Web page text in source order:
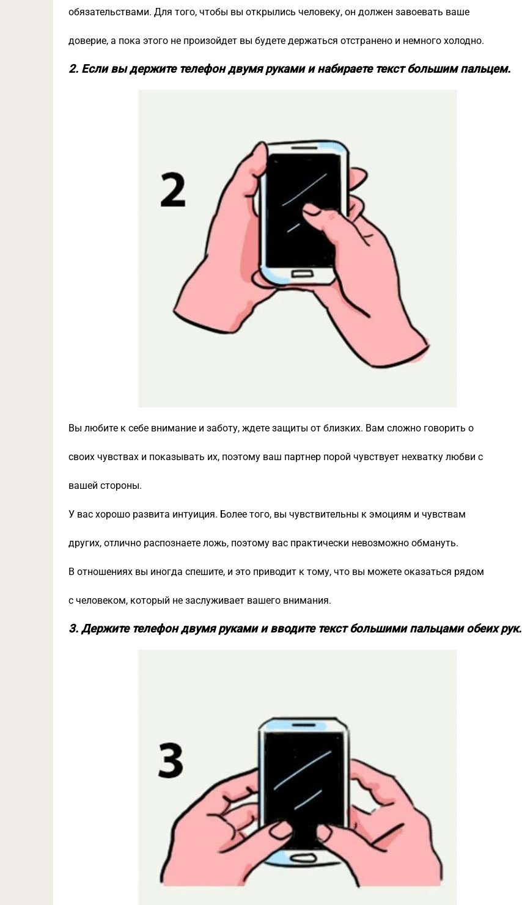
обязательствами. Для того, чтобы вы открылись человеку, он должен завоевать ваше
доверие, а пока этого не произойдет вы будете держаться отстранено и немного холодно.
2. Если вы держите телефон двумя руками и набираете текст большим пальцем.
Вы любите к себе внимание и заботу, ждете защиты от близких. Вам сложно говорить о
своих чувствах и показывать их, поэтому ваш партнер порой чувствует нехватку любви с
вашей стороны.
У вас хорошо развита интуиция. Более того, вы чувствительны к эмоциям и чувствам
других, отлично распознаете ложь, поэтому вас практически невозможно обмануть.
В отношениях вы иногда спешите, и это приводит к тому, что вы можете оказаться рядом
с человеком, который не заслуживает вашего внимания.
3. Держите телефон двумя руками и вводите текст большими пальцами обеих рук.